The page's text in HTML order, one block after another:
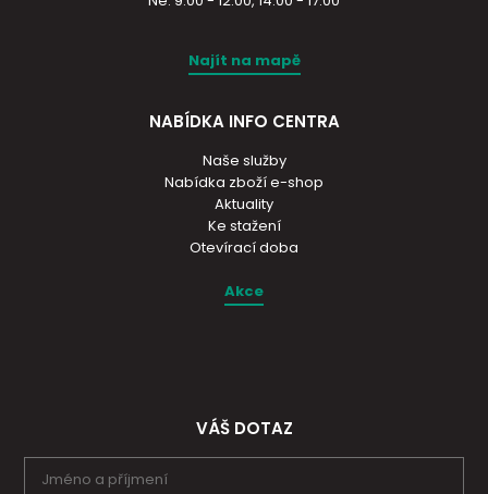
Najít na mapě
NABÍDKA INFO CENTRA
Naše služby
Nabídka zboží e-shop
Aktuality
Ke stažení
Otevírací doba
Akce
VÁŠ DOTAZ